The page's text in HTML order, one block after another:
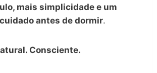
mais simplicidade e um
antes de dormir.
Consciente.